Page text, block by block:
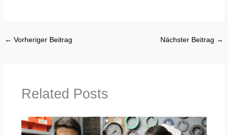
← Vorheriger Beitrag Nächster Beitrag →
Related Posts